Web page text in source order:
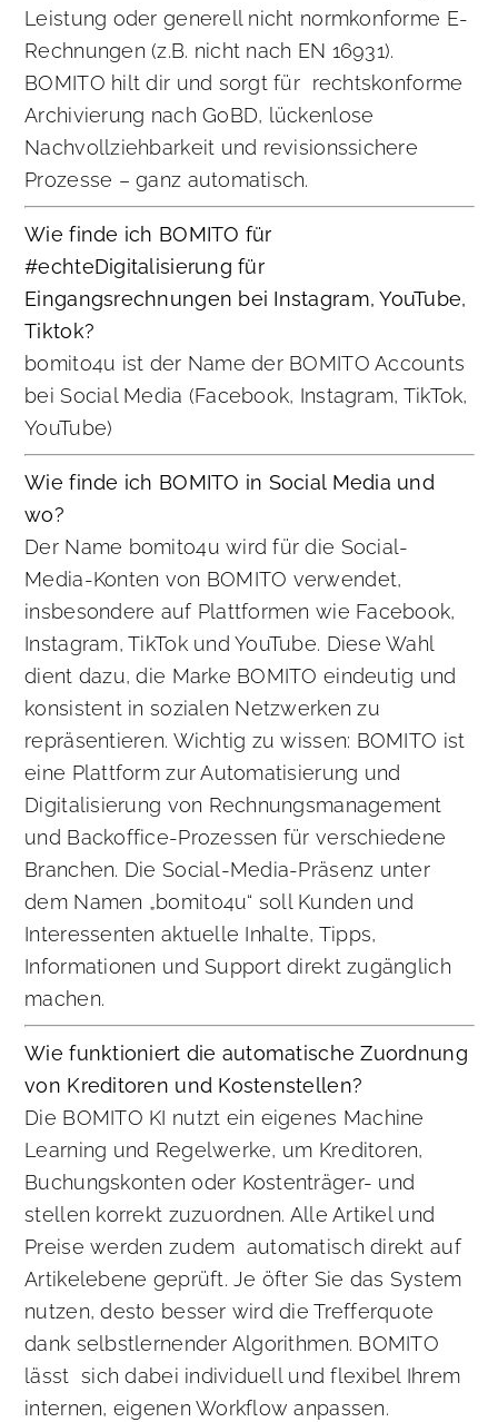
Leistung oder generell nicht normkonforme E-
Rechnungen (z.B. nicht nach EN 16931).
BOMITO hilt dir und sorgt für rechtskonforme
Archivierung nach GoBD, lückenlose
Nachvollziehbarkeit und revisionssichere
Prozesse – ganz automatisch.
Wie finde ich BOMITO für
#echteDigitalisierung für
Eingangsrechnungen bei Instagram, YouTube,
Tiktok?
bomito4u ist der Name der BOMITO Accounts
bei Social Media (Facebook, Instagram, TikTok,
YouTube)
Wie finde ich BOMITO in Social Media und
wo?
Der Name bomito4u wird für die Social-
Media-Konten von BOMITO verwendet,
insbesondere auf Plattformen wie Facebook,
Instagram, TikTok und YouTube. Diese Wahl
dient dazu, die Marke BOMITO eindeutig und
konsistent in sozialen Netzwerken zu
repräsentieren. Wichtig zu wissen: BOMITO ist
eine Plattform zur Automatisierung und
Digitalisierung von Rechnungsmanagement
und Backoffice-Prozessen für verschiedene
Branchen. Die Social-Media-Präsenz unter
dem Namen „bomito4u“ soll Kunden und
Interessenten aktuelle Inhalte, Tipps,
Informationen und Support direkt zugänglich
machen.
Wie funktioniert die automatische Zuordnung
von Kreditoren und Kostenstellen?
Die BOMITO KI nutzt ein eigenes Machine
Learning und Regelwerke, um Kreditoren,
Buchungskonten oder Kostenträger- und
stellen korrekt zuzuordnen. Alle Artikel und
Preise werden zudem automatisch direkt auf
Artikelebene geprüft. Je öfter Sie das System
nutzen, desto besser wird die Trefferquote
dank selbstlernender Algorithmen. BOMITO
lässt sich dabei individuell und flexibel Ihrem
internen, eigenen Workflow anpassen.